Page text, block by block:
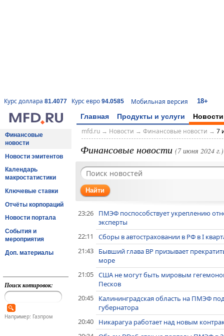
Курс доллара 81.4077 Курс евро 94.0585 Мобильная версия 18+
Главная Продукты и услуги Новости
Финансовые
новости
Новости эмитентов
Календарь
макростатистики
Ключевые ставки
Отчёты корпораций
Новости портала
События и
мероприятия
Доп. материалы
Поиск котировок:
Например: Газпром
mfd.ru→ Новости → Финансовые новости → 7
Финансовые новости (7 июня 2024 г.)
Найти
23:26
ПМЭФ поспособствует укреплению
эксперты
22:11
Сборы в автостраховании в РФ в I
21:43
Бывший глава BP призывает
море
21:05 США не могут быть мировым
Песков
20:45
Калининградская область на ПМЭФ
губернатора
20:40
Никарагуа работает над новым